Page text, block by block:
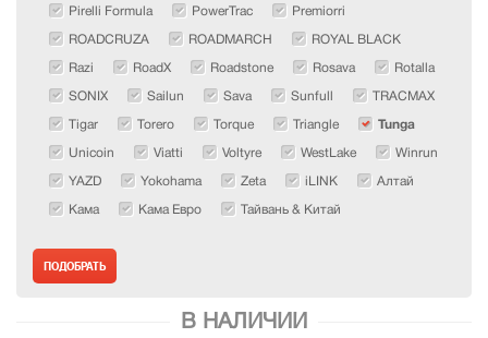
Pirelli Formula PowerTrac Premiorri
ROADCRUZA ROADMARCH ROYAL BLACK
Razi RoadX Roadstone Rosava Rotalla
SONIX Sailun Sava Sunfull TRACMAX
Tigar Torero Torque Triangle Tunga
Unicoin Viatti Voltyre WestLake Winrun
YAZD Yokohama Zeta iLINK Алтай
Кама Кама Евро Тайвань & Китай
В НАЛИЧИИ